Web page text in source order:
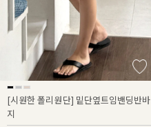
[시원한 폴리원단] 밑단옆트임밴딩반바
지